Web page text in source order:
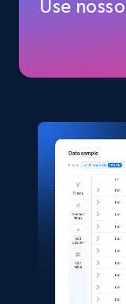
URL, Title,
5.4K+
Shein- Products
Product name,
price,
Use nosso